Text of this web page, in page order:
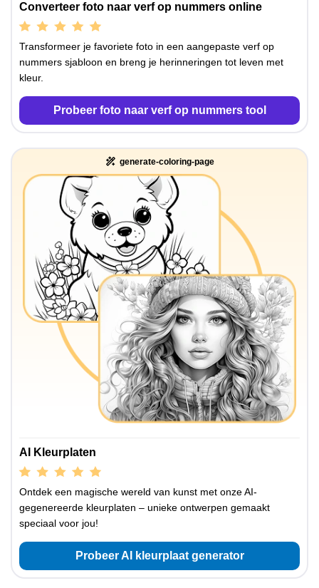
Converteer foto naar verf op nummers online
Transformeer je favoriete foto in een aangepaste verf op
nummers sjabloon en breng je herinneringen tot leven met
kleur.
Probeer foto naar verf op nummers tool
generate-coloring-page
AI Kleurplaten
Ontdek een magische wereld van kunst met onze AI-
gegenereerde kleurplaten – unieke ontwerpen gemaakt
speciaal voor jou!
Probeer AI kleurplaat generator